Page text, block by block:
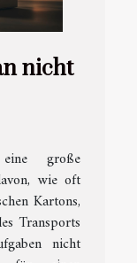
nicht
große
wie oft
Kartons,
Transports
nicht